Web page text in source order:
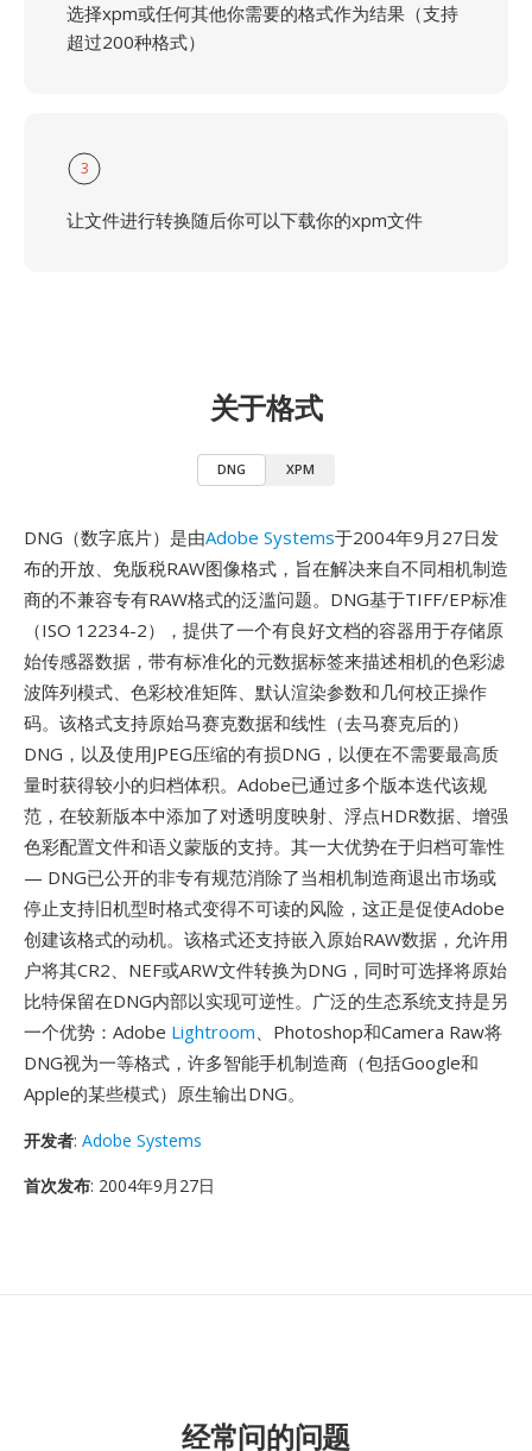
选择xpm或任何其他你需要的格式作为结果（支持
超过200种格式）
3
让文件进行转换随后你可以下载你的xpm文件
关于格式
DNG XPM
DNG（数字底片）是由Adobe Systems于2004年9月27日发
布的开放、免版税RAW图像格式，旨在解决来自不同相机制造
商的不兼容专有RAW格式的泛滥问题。DNG基于TIFF/EP标准
（ISO 12234-2），提供了一个有良好文档的容器用于存储原
始传感器数据，带有标准化的元数据标签来描述相机的色彩滤
波阵列模式、色彩校准矩阵、默认渲染参数和几何校正操作
码。该格式支持原始马赛克数据和线性（去马赛克后的）
DNG，以及使用JPEG压缩的有损DNG，以便在不需要最高质
量时获得较小的归档体积。Adobe已通过多个版本迭代该规
范，在较新版本中添加了对透明度映射、浮点HDR数据、增强
色彩配置文件和语义蒙版的支持。其一大优势在于归档可靠性
— DNG已公开的非专有规范消除了当相机制造商退出市场或
停止支持旧机型时格式变得不可读的风险，这正是促使Adobe
创建该格式的动机。该格式还支持嵌入原始RAW数据，允许用
户将其CR2、NEF或ARW文件转换为DNG，同时可选择将原始
比特保留在DNG内部以实现可逆性。广泛的生态系统支持是另
一个优势：Adobe Lightroom、Photoshop和Camera Raw将
DNG视为一等格式，许多智能手机制造商（包括Google和
Apple的某些模式）原生输出DNG。
开发者: Adobe Systems
首次发布: 2004年9月27日
经常问的问题